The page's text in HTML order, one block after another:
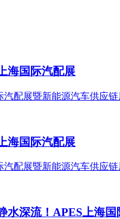
海国际汽配展
汽配展暨新能源汽车供应链
海国际汽配展
汽配展暨新能源汽车供应链
水深流！APES上海国